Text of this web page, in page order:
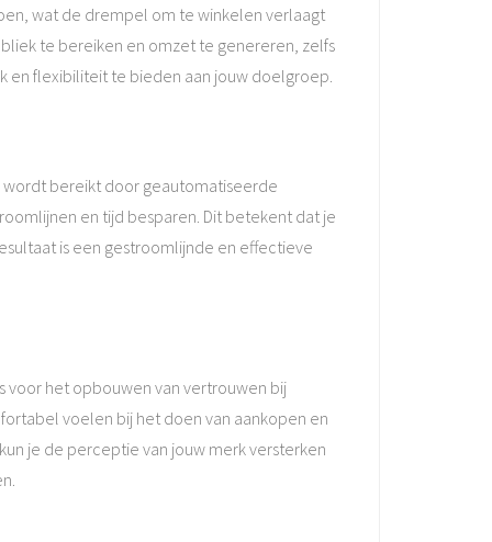
wat de drempel om te winkelen verlaagt
te bereiken en omzet te genereren, zelfs
flexibiliteit te bieden aan jouw doelgroep.
bereikt door geautomatiseerde
en tijd besparen. Dit betekent dat je
is een gestroomlijnde en effectieve
voor het opbouwen van vertrouwen bij
voelen bij het doen van aankopen en
je de perceptie van jouw merk versterken